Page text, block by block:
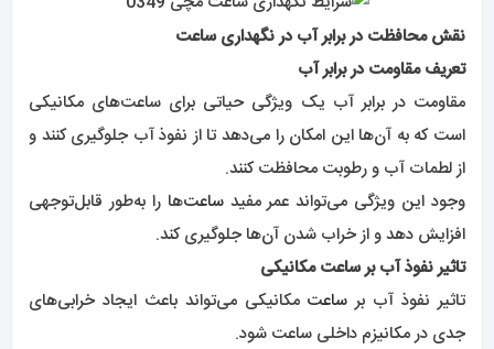
نقش محافظت در برابر آب در نگهداری ساعت
تعریف مقاومت در برابر آب
مقاومت در برابر آب یک ویژگی حیاتی برای ساعت‌های مکانیکی
است که به آن‌ها این امکان را می‌دهد تا از نفوذ آب جلوگیری کنند و
از لطمات آب و رطوبت محافظت کنند.
وجود این ویژگی می‌تواند عمر مفیدساعت‌ها را به‌طور قابل‌توجهی
افزایش دهد و از خراب شدن آن‌ها جلوگیری کند.
تاثیر نفوذ آب بر ساعت مکانیکی
تاثیر نفوذ آب بر ساعت مکانیکی می‌تواند باعث ایجاد خرابی‌های
جدی در مکانیزم داخلی ساعت شود.